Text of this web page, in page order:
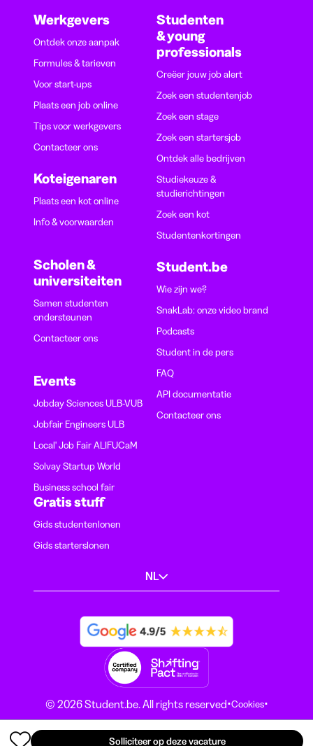
Solliciteer op deze vacature
Werkgevers
Ontdek onze aanpak
Formules & tarieven
Voor start-ups
Plaats een job online
Tips voor werkgevers
Contacteer ons
Koteigenaren
Plaats een kot online
Info & voorwaarden
Scholen &
universiteiten
Samen studenten
ondersteunen
Contacteer ons
Events
Jobday Sciences ULB-VUB
Jobfair Engineers ULB
Local' Job Fair ALIFUCaM
Solvay Startup World
Business school fair
Studenten
& young
professionals
Creëer jouw job alert
Zoek een studentenjob
Zoek een stage
Zoek een startersjob
Ontdek alle bedrijven
Studiekeuze &
studierichtingen
Zoek een kot
Studentenkortingen
Student.be
Wie zijn we?
SnakLab: onze video brand
Podcasts
Student in de pers
FAQ
API documentatie
Contacteer ons
Gratis stuff
Gids studentenlonen
Gids starterslonen
NL
© 2026 Student.be. All rights reserved·Cookies·
Algemene voorwaarden · Privacyverklaring